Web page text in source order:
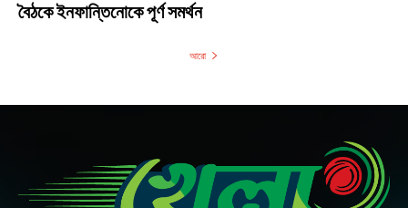
বৈঠকে ইনফান্তিনোকে পূর্ণ সমর্থন
আরো